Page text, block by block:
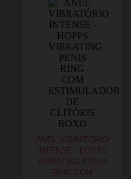
ANEL VIBRATÓRIO
INTENSE - HOPPS
VIBRATING PENIS
RING COM